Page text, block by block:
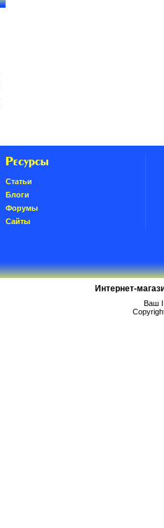
Ресурсы
Статьи
Блоги
Форумы
Сайты
Интернет-
Ваш